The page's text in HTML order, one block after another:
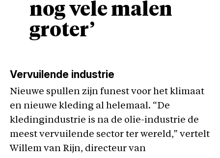
nog vele malen
groter’
Vervuilende industrie
Nieuwe spullen zijn funest voor het klimaat
en nieuwe kleding al helemaal. “De
kledingindustrie is na de olie-industrie de
meest vervuilende sector ter wereld,” vertelt
Willem van Rijn, directeur van